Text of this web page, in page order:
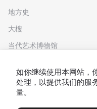
地方史
大樓
当代艺术博物馆
如你继续使用本网站，
处理，以提供我们的服
量。